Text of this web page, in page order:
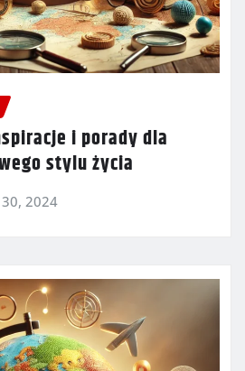
i porady dla
stylu życia
2024